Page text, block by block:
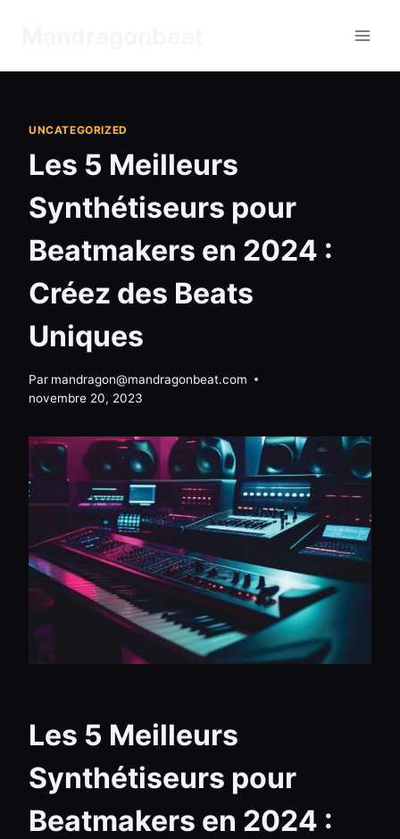
UNCATEGORIZED
Les 5 Meilleurs
Synthétiseurs pour
Beatmakers en 2024 :
Créez des Beats
Uniques
Par mandragon@mandragonbeat.com
novembre 20, 2023
Les 5 Meilleurs
Synthétiseurs pour
Beatmakers en 2024 :